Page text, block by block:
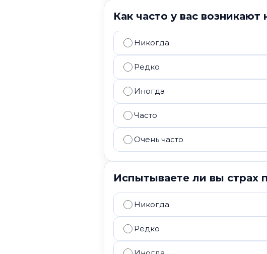
Как часто у вас
Никогда
Редко
Иногда
Часто
Очень часто
Испытываете ли вы
Никогда
Редко